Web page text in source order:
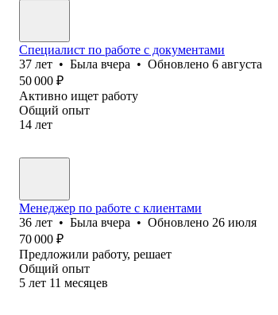
Специалист по работе с документами
37 лет • Была вчера • Обновлено 6 августа
50 000 ₽
Активно ищет работу
Общий опыт
14 лет
Менеджер по работе с клиентами
36 лет • Была вчера • Обновлено 26 июля
70 000 ₽
Предложили работу, решает
Общий опыт
5 лет 11 месяцев